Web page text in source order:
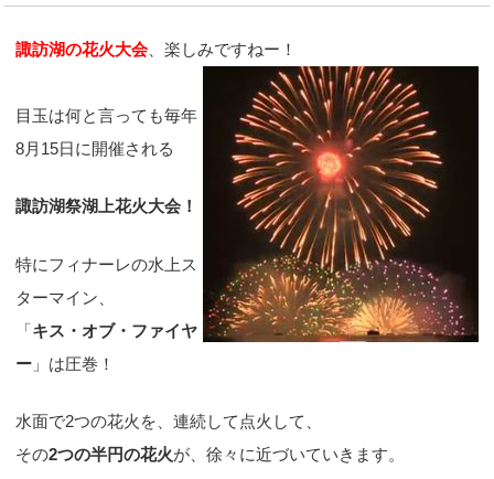
諏訪湖の花火大会、楽しみですねー！
目玉は何と言っても毎年
8月15日に開催される
諏訪湖祭湖上花火大会！
特にフィナーレの水上ス
ターマイン、
「キス・オブ・ファイヤ
ー 」は圧巻！
水面で2つの花火を、連続して点火して、
その2つの半円の花火が、徐々に近づいていきます。